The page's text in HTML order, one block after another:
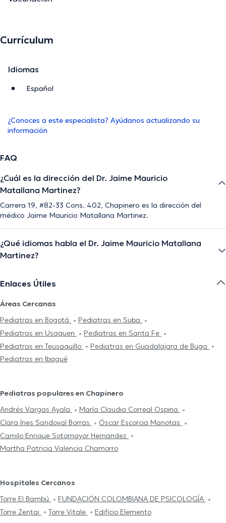
Currículum
Idiomas
Español
¿Conoces a este especialista? Ayúdanos actualizando su
información
FAQ
¿Cuál es la dirección del Dr. Jaime Mauricio
Matallana Martinez?
Carrera 19, #82-33 Cons. 402, Chapinero es la dirección del
médico Jaime Mauricio Matallana Martinez.
¿Qué idiomas habla el Dr. Jaime Mauricio Matallana
Martinez?
Enlaces Útiles
Áreas Cercanas
Pediatras en Bogotá
Pediatras en Suba
Pediatras en Usaquen
Pediatras en Santa Fe
Pediatras en Teusaquillo
Pediatras en Guadalajara de Buga
Pediatras en Ibagué
Pediatras populares en Chapinero
Andrés Vargas Ayala
María Claudia Correal Ospina
Clara Ines Sandoval Borras
Óscar Escorcia Manotas
Camilo Enrique Sotomayor Hernandez
Martha Patricia Valencia Chamorro
Hospitales Cercanos
Torre El Bambú
FUNDACIÓN COLOMBIANA DE PSICOLOGÍA
Torre Zentai
Torre Vitale Edificio Elemento